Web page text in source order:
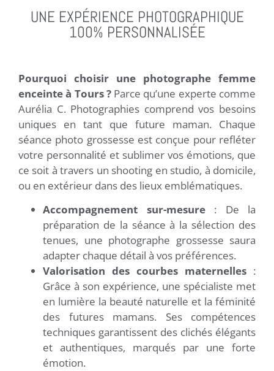
UNE EXPÉRIENCE PHOTOGRAPHIQUE
100% PERSONNALISÉE
Pourquoi choisir une photographe femme
enceinte à Tours ?Parce qu’une experte comme
Aurélia C. Photographies comprend vos besoins
uniques en tant que future maman. Chaque
séance photo grossesse est conçue pour refléter
votre personnalité et sublimer vos émotions, que
ce soit à travers un shooting en studio, à domicile,
ou en extérieur dans des lieux emblématiques.
Accompagnement sur-mesure: De la
préparation de la séance à la sélection des
tenues, une photographe grossesse saura
adapter chaque détail à vos préférences.
Valorisation des courbes maternelles :
Grâce à son expérience, une spécialiste met
en lumière la beauté naturelle et la féminité
des futures mamans. Ses compétences
techniques garantissent des clichés élégants
et authentiques, marqués par une forte
émotion.